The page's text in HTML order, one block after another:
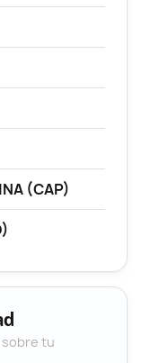
(CAP)
tu